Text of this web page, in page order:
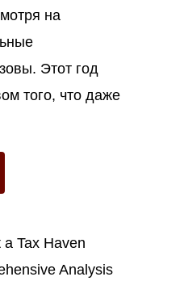
на
Этот год
того, что даже